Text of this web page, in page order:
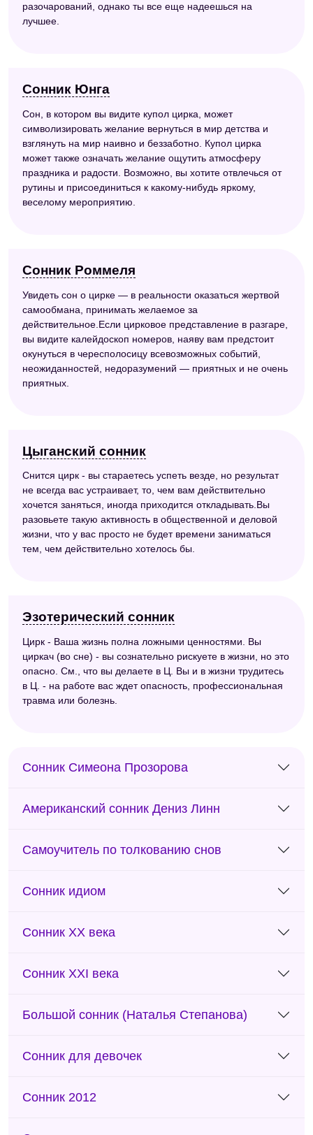
разочарований, однако ты все еще надеешься на
лучшее.
Сонник Юнга
Сон, в котором вы видите купол цирка, может
символизировать желание вернуться в мир детства и
взглянуть на мир наивно и беззаботно. Купол цирка
может также означать желание ощутить атмосферу
праздника и радости. Возможно, вы хотите отвлечься от
рутины и присоединиться к какому-нибудь яркому,
веселому мероприятию.
Сонник Роммеля
Увидеть сон о цирке — в реальности оказаться жертвой
самообмана, принимать желаемое за
действительное.Если цирковое представление в разгаре,
вы видите калейдоскоп номеров, наяву вам предстоит
окунуться в чересполосицу всевозможных событий,
неожиданностей, недоразумений — приятных и не очень
приятных.
Цыганский сонник
Снится цирк - вы стараетесь успеть везде, но результат
не всегда вас устраивает, то, чем вам действительно
хочется заняться, иногда приходится откладывать.Вы
разовьете такую активность в общественной и деловой
жизни, что у вас просто не будет времени заниматься
тем, чем действительно хотелось бы.
Эзотерический сонник
Цирк - Ваша жизнь полна ложными ценностями. Вы
циркач (во сне) - вы сознательно рискуете в жизни, но это
опасно. См., что вы делаете в Ц. Вы и в жизни трудитесь
в Ц. - на работе вас ждет опасность, профессиональная
травма или болезнь.
Сонник Симеона Прозорова
Американский сонник Дениз Линн
Самоучитель по толкованию снов
Сонник идиом
Сонник ХХ века
Сонник XXI века
Большой сонник (Наталья Степанова)
Сонник для девочек
Сонник 2012